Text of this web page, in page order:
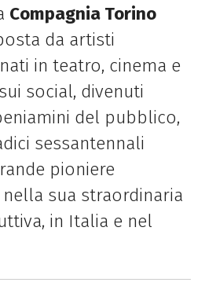
Compagnia Torino
da artisti
in teatro, cinema e
social, divenuti
del pubblico,
sessantennali
pioniere
sua straordinaria
in Italia e nel